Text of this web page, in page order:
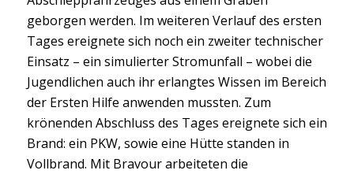
geborgen werden. Im weiteren Verlauf des ersten
Tages ereignete sich noch ein zweiter technischer
Einsatz – ein simulierter Stromunfall – wobei die
Jugendlichen auch ihr erlangtes Wissen im Bereich
der Ersten Hilfe anwenden mussten. Zum
krönenden Abschluss des Tages ereignete sich ein
Brand: ein PKW, sowie eine Hütte standen in
Vollbrand. Mit Bravour arbeiteten die